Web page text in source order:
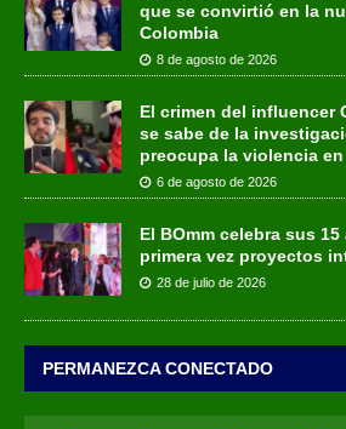
que se convirtió en la
Colombia
8 de agosto de 2026
El crimen del influencer
se sabe de la
preocupa la violencia
6 de agosto de 2026
El BOmm celebra sus
primera vez proyectos
28 de julio de 2026
PERMANEZCA CONECTADO